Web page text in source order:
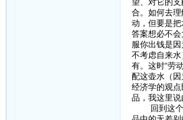
合。如何去
动，但要是
答案想必不
服你出钱是
不考虑自来
有。这时“劳
配这壶水（
经济学的观
品，我这里说
回到这个月